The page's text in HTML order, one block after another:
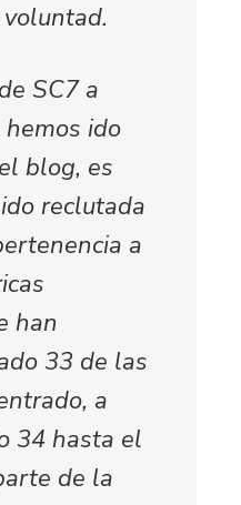
SC7 a
hemos ido
blog, es
reclutada
a
han
33 de las
a
34 hasta el
de la